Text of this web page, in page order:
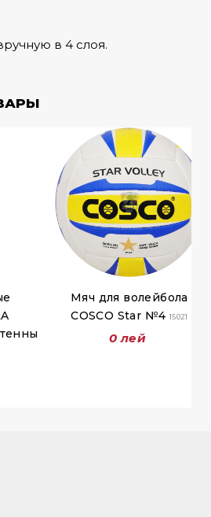
в 4 слоя.
Мяч для волейбола
COSCO Star №415021
0 лей